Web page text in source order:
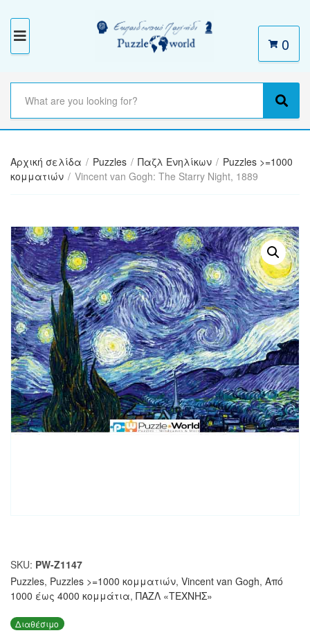
M
N
U
a
t
g
o
n
a
m
e
S
a
r
h
t
S
e
a
c
0
Αρχική σελίδα / Puzzles / Παζλ Ενηλίκων / Puzzles >=1000
κομματιών / Vincent van Gogh: The Starry Night, 1889
SKU: PW-Z1147
Puzzles, Puzzles >=1000 κομματιών, Vincent van Gogh, Από
1000 έως 4000 κομμάτια, ΠΑΖΛ «ΤΕΧΝΗΣ»
Διαθέσιμο